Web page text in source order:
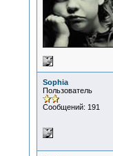
Sophia
Пользователь
Сообщений: 191